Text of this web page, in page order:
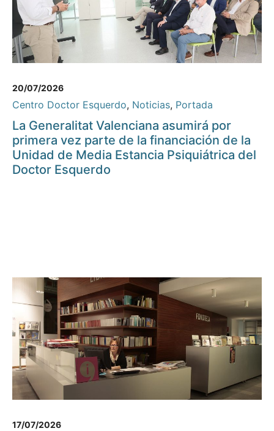
20/07/2026
Centro Doctor Esquerdo, Noticias, Portada
La Generalitat Valenciana asumirá por
primera vez parte de la financiación de la
Unidad de Media Estancia Psiquiátrica del
Doctor Esquerdo
17/07/2026